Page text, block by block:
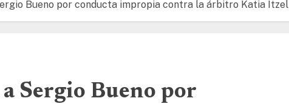
Bueno por conducta impropia contra la árbitro Katia Itzel
Sergio Bueno por